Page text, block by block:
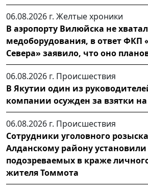
06.08.2026 г. Желтые хроники
В аэропорту Вилюйска не
медоборудования, в ответ ФКП
Севера» заявило, что оно
06.08.2026 г. Происшествия
В Якутии один из
компании осужден за взятки
06.08.2026 г. Происшествия
Сотрудники уголовного
Алданскому району
подозреваемых в краже
жителя Томмота